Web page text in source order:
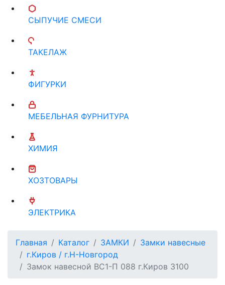
СЫПУЧИЕ СМЕСИ
ТАКЕЛАЖ
ФИГУРКИ
МЕБЕЛЬНАЯ ФУРНИТУРА
ХИМИЯ
ХОЗТОВАРЫ
ЭЛЕКТРИКА
Главная Каталог ЗАМКИ
Замки навесные
г.Киров / г.Н-Новгород
Замок навесной ВС1-П 088 г.Киров 3100